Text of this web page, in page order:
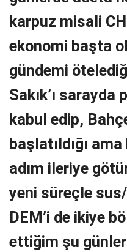
karpuz misali
ekonomi başta
gündemi
Sakık’ı sarayda
kabul edip,
başlatıldığı
adım ileriye
yeni süreçle
DEM’i de ikiye
ettiğim şu